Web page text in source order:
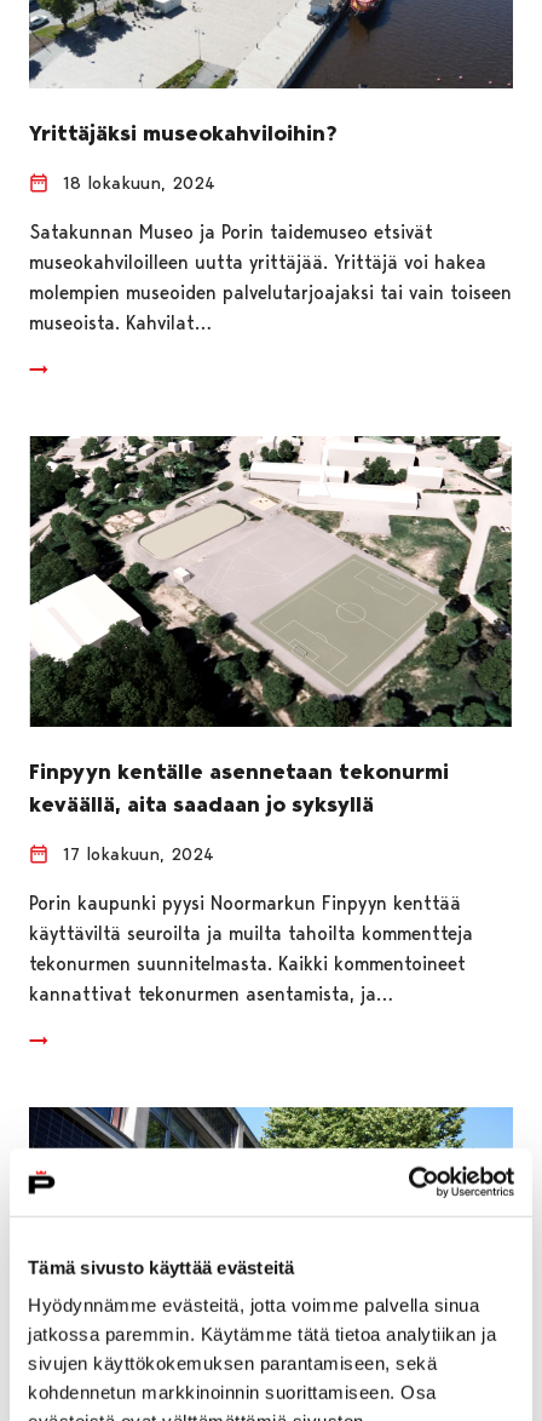
Tämä sivusto käyttää evästeitä
Hyödynnämme evästeitä, jotta voimme palvella sinua
jatkossa paremmin. Käytämme tätä tietoa analytiikan ja
sivujen käyttökokemuksen parantamiseen, sekä
kohdennetun markkinoinnin suorittamiseen. Osa
Yrittäjäksi museokahviloihin?
18 lokakuun, 2024
Satakunnan Museo ja Porin taidemuseo etsivät
museokahviloilleen uutta yrittäjää. Yrittäjä voi hakea
molempien museoiden palvelutarjoajaksi tai vain toiseen
museoista. Kahvilat…
Finpyyn kentälle asennetaan tekonurmi
keväällä, aita saadaan jo syksyllä
17 lokakuun, 2024
Porin kaupunki pyysi Noormarkun Finpyyn kenttää
käyttäviltä seuroilta ja muilta tahoilta kommentteja
tekonurmen suunnitelmasta. Kaikki kommentoineet
kannattivat tekonurmen asentamista, ja…